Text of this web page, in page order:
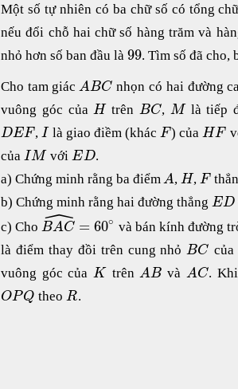
Một số tự nhiên có ba chữ số có tổng
nếu đổi chỗ hai chữ số hàng trăm và
nhỏ hơn số ban đầu là 99. Tìm số đã cho,
Cho tam giác ABC nhọn có hai đường
vuông góc của Htrên BC, Mlà tiếp
DEF, Ilà giao điềm (khác F) của HF
của IM với ED.
a) Chứng minh rằng ba điểm A, H, F
b) Chứng minh rằng hai đường thẳng ED
c) Cho BAC
ˆ = 60∘ và bán kính đường
là điểm thay đồi trên cung nhỏ BC của
vuông góc của Ktrên AB và AC. Khi
OPQ theo R.